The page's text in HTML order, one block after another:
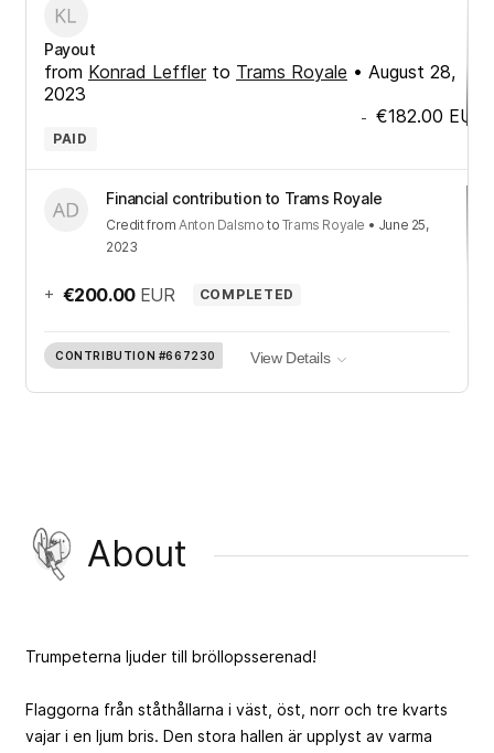
Payout
from Konrad Lefflerto Trams Royale • August 28,
2023
- €182.00 EUR
PAID
Financial contribution to Trams Royale
Creditfrom Anton Dalsmo to Trams Royale • June 25,
2023
+ €200.00 EUR COMPLETED
CONTRIBUTION #667230 View Details
About
Trumpeterna ljuder till bröllopsserenad!
Flaggorna från ståthållarna i väst, öst, norr och tre kvarts
vajar i en ljum bris. Den stora hallen är upplyst av varma